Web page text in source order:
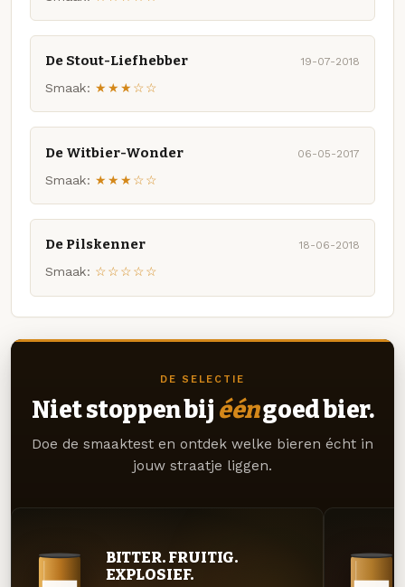
De Stout-Liefhebber 19-07-2018
Smaak: ★★★☆☆
De Witbier-Wonder 06-05-2017
Smaak: ★★★☆☆
De Pilskenner 18-06-2018
Smaak: ☆☆☆☆☆
DE SELECTIE
Niet stoppen bij ééngoed bier.
Doe de smaaktest en ontdek welke bieren écht in
jouw straatje liggen.
BITTER. FRUITIG.
EXPLOSIEF.